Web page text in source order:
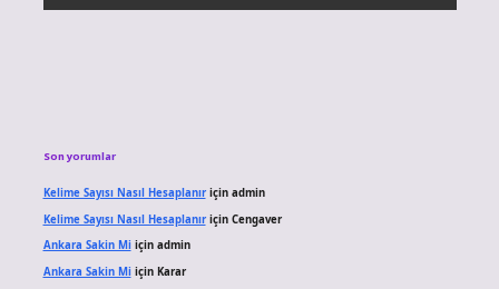
Son yorumlar
Kelime Sayısı Nasıl Hesaplanıriçin admin
Kelime Sayısı Nasıl Hesaplanıriçin Cengaver
Ankara Sakin Miiçin admin
Ankara Sakin Miiçin Karar